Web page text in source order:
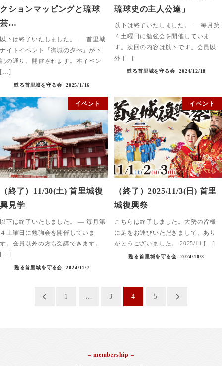
クションマッピングと琉球
芸…
以下は終了いたしました。 — 首里城
ナイトイベント「御城の夕べ」が下
記の通り、開催されます。本イベン
[…]
甦る首里城を守る会 2025/1/16
琉球史の主人公達」
以下は終了いたしました。 — 毎月第
４土曜日に勉強会を開催していま
す。次回の内容は以下です。会員以
外 […]
甦る首里城を守る会 2024/12/18
イベント
（終了）11/30(土) 首里城復
興見学
以下は終了いたしました。 — 毎月第
４土曜日に勉強会を開催していま
す。会員以外の方も受講できます。
[…]
甦る首里城を守る会 2024/11/7
イベント
（終了）2025/11/3(日) 首里
城復興祭
こちらは終了しました。大勢の皆様
に足をお運びいただきまして、あり
がとうございました。 2025/11 […]
甦る首里城を守る会 2024/10/3
1 3 4 5
– membership –